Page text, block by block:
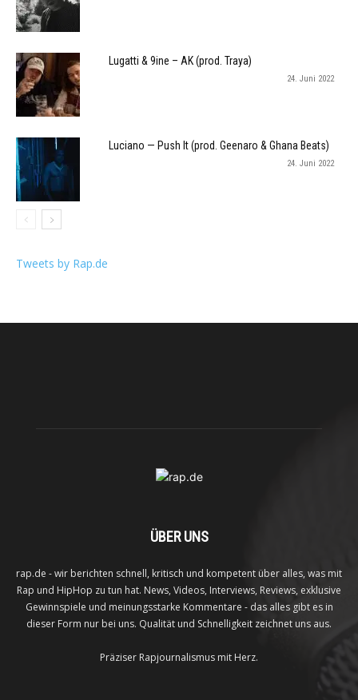
Lugatti & 9ine – AK (prod. Traya)
24. Juni 2022
Luciano — Push It (prod. Geenaro & Ghana Beats)
24. Juni 2022
Tweets by Rap.de
ÜBER UNS
rap.de - wir berichten schnell, kritisch und kompetent über alles, was mit
Rap und HipHop zu tun hat. News, Videos, Interviews, Reviews, exklusive
Gewinnspiele und meinungsstarke Kommentare - das alles gibt es in
dieser Form nur bei uns. Qualität und Schnelligkeit zeichnet uns aus.
Präziser Rapjournalismus mit Herz.